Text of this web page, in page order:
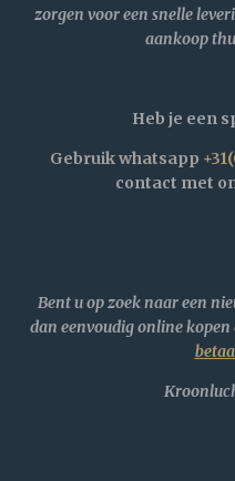
zorgen voor een snelle
aankoop
Heb je een
Gebruik whatsapp
contact met
Bent u op zoek naar een
dan eenvoudig online